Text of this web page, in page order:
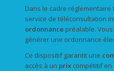
Dans le cadre réglementaire
service de téléconsultation
ordonnance préalable.
générer une ordonnance
Ce dispositif garantit une
accès à un prix compétitif en